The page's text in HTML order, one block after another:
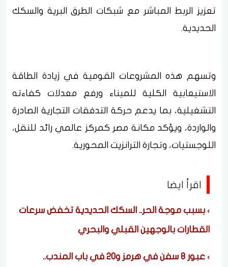
تعزيز الربط المباشر مع شبكات الطرق البرية والسكك
الحديدية.
وتسهم هذه المشروعات القومية في زيادة الطاقة
الاستيعابية الكلية للميناء ورفع معدلات كفاءته
التشغيلية، بما يدعم حركة التدفقات التجارية الصادرة
والواردة، ويؤكد مكانة مصر كمركز عالمي رائد للنقل،
اللوجستيات، وتجارة الترانزيت المحورية.
اقرأ ايضا
بسبب موجة الحر.. السكك الحديدية تخفض سرعات
القطارات بالوجهين القبلي والبحري
عبور 8 سفن في هرمز و20 في باب المندب..